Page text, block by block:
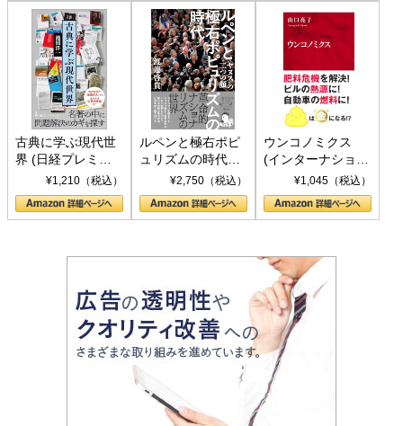
古典に学ぶ現代世
界 (日経プレミア
シリーズ)¥1,210（税込）
ルペンと極右ポピ
ュリズムの時代：
〈ヤヌス〉の二つ
の顔
¥2,750（税込）
ウンコノミクス
(インターナショナ
ル新書)¥1,045（税込）